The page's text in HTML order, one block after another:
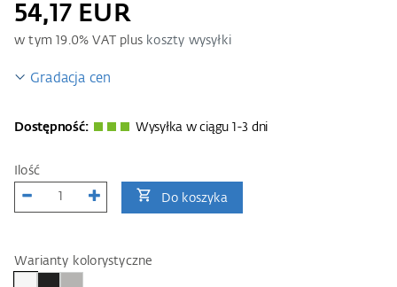
54,17 EUR
w tym19.0% VAT plus koszty wysyłki
Gradacja cen
Dostępność: Wysyłka w ciągu 1-3 dni
Ilość
Do koszyka
Warianty kolorystyczne